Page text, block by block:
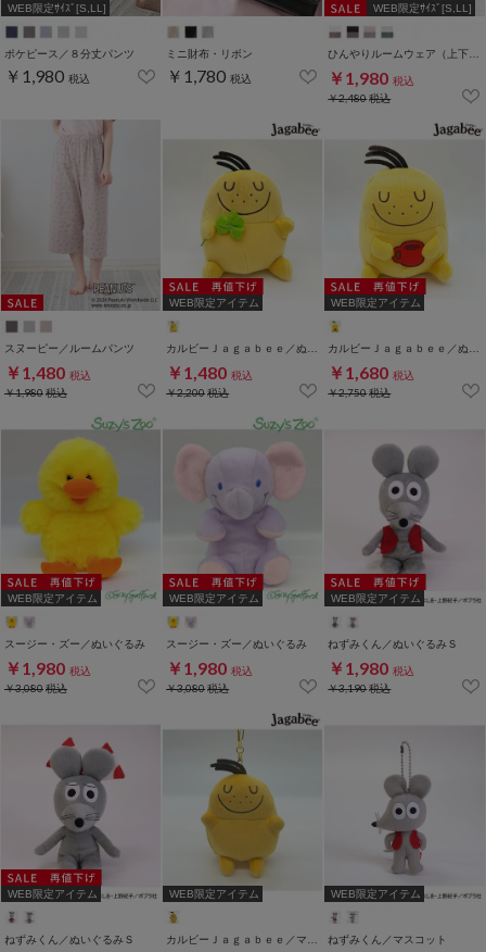
WEB限定ｻｲｽﾞ[S,LL]
ポケピース／８分丈パンツ
￥1,980 税込
ミニ財布・リボン
￥1,780 税込
WEB限定ｻｲｽﾞ[S,LL]
￥1,980 税込
￥2,480税込
スヌーピー／ルームパンツ
￥1,480 税込
￥1,980税込
WEB限定アイテム
カルビーＪａｇａｂｅｅ／ぬいぐるみＳ
￥1,480 税込
￥2,200税込
WEB限定アイテム
カルビーＪａｇａｂｅｅ／ぬいぐるみＭ
￥1,680 税込
￥2,750税込
WEB限定アイテム
スージー・ズー／ぬいぐるみ
￥1,980 税込
￥3,080税込
WEB限定アイテム
スージー・ズー／ぬいぐるみ
￥1,980 税込
￥3,080税込
WEB限定アイテム
ねずみくん／ぬいぐるみＳ
￥1,980 税込
￥3,190税込
WEB限定アイテム
ねずみくん／ぬいぐるみＳ
WEB限定アイテム WEB限定アイテム
ねずみくん／マスコット